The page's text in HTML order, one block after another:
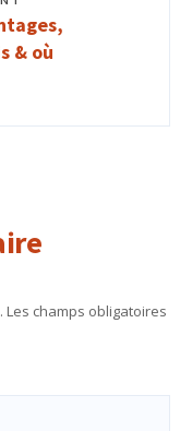
& où
Les champs obligatoires